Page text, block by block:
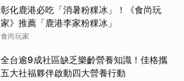
彰化鹿港必吃「消暑粉粿冰」！《食尚玩
家》推薦「鹿港李家粉粿冰」
食尚玩家
全台逾9成社區缺乏樂齡營養知識！佳格攜
五大社福夥伴啟動四大營養行動